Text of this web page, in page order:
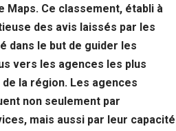
Maps. Ce classement, établi à
des avis laissés par les
dans le but de guider les
vers les agences les plus
la région. Les agences
non seulement par
mais aussi par leur capacité